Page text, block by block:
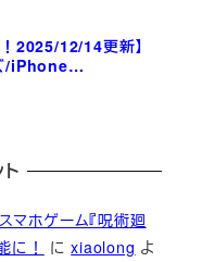
2025/12/14更新】
/iPhone…
マホゲーム『呪術廻
に！
にxiaolong よ